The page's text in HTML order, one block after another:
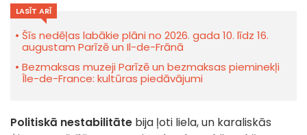
LASĪT ARĪ
Šīs nedēļas labākie plāni no 2026. gada 10. līdz 16.
augustam Parīzē un Il-de-Frānā
Bezmaksas muzeji Parīzē un bezmaksas pieminekļi
Île-de-France: kultūras piedāvājumi
Politiskā nestabilitāte bija ļoti liela, un karaliskās